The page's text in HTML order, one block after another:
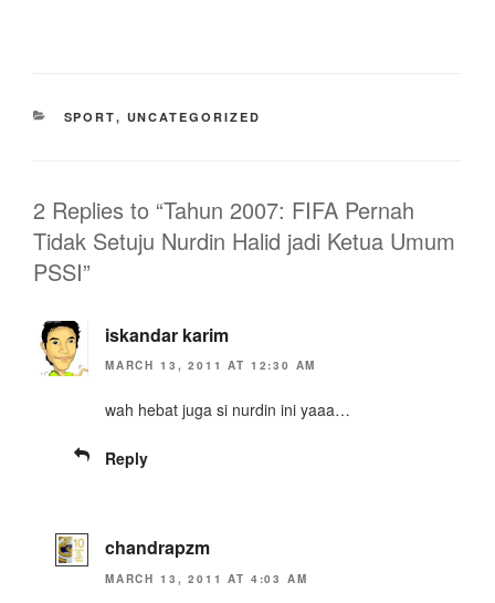
CATEGORIES
SPORT, UNCATEGORIZED
2 Replies to “Tahun 2007: FIFA Pernah
Tidak Setuju Nurdin Halid jadi Ketua Umum
PSSI”
iskandar karim
MARCH 13, 2011 AT 12:30 AM
wah hebat juga si nurdin ini yaaa…
Reply
chandrapzm
MARCH 13, 2011 AT 4:03 AM